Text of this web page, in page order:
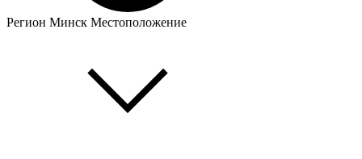
Регион Минск Местоположение